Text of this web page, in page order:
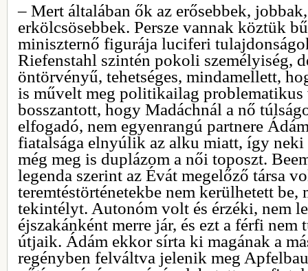
– Mert általában ők az erősebbek,
erkölcsösebbek. Persze vannak köztük
miniszternő figurája luciferi
Riefenstahl szintén pokoli személyiség,
öntörvényű, tehetséges, mindamellett,
is művelt meg politikailag
bosszantott, hogy Madáchnál a nő
elfogadó, nem egyenrangú partnere
fiatalsága elnyúlik az alku miatt, így neki
még meg is duplázom a női toposzt.
legenda szerint az Évát megelőző társa
teremtéstörténetekbe nem kerülhetett be,
tekintélyt. Autonóm volt és érzéki, nem
éjszakánként merre jár, és ezt a férfi
útjaik. Ádám ekkor sírta ki magának a
regényben felváltva jelenik meg